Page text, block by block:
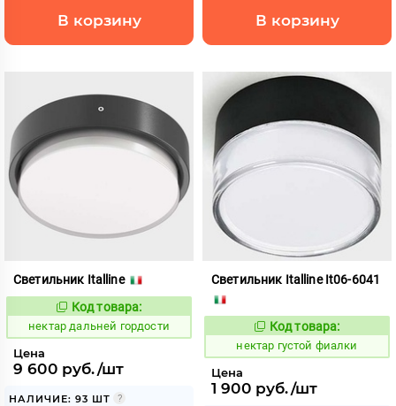
В корзину В корзину
Светильник Italline
Код:
1128018
Код товара:
нектар дальней гордости
Цена
9 600 руб./шт
НАЛИЧИЕ: 93 ШТ
Светильник Italline It06-6041
Код:
1127989
Код товара:
нектар густой фиалки
Цена
1 900 руб./шт